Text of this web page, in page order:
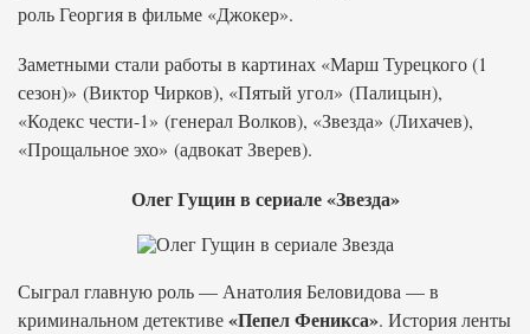
роль Георгия в фильме «Джокер».
Заметными стали работы в картинах «Марш Турецкого (1
сезон)» (Виктор Чирков), «Пятый угол» (Палицын),
«Кодекс чести-1» (генерал Волков), «Звезда» (Лихачев),
«Прощальное эхо» (адвокат Зверев).
Олег Гущин в сериале «Звезда»
Сыграл главную роль — Анатолия Беловидова — в
криминальном детективе«Пепел Феникса». История ленты